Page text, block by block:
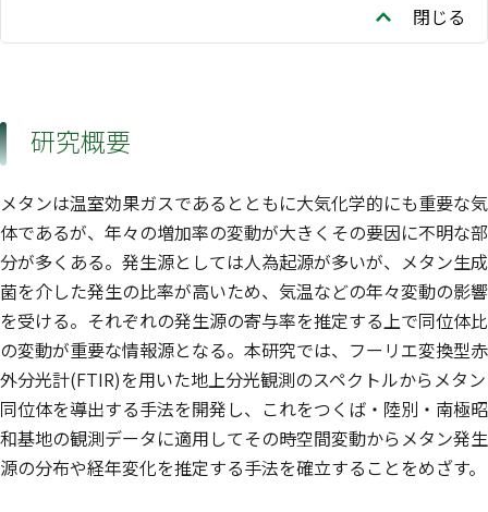
閉じる
研究概要
メタンは温室効果ガスであるとともに大気化学的にも重要な気
体であるが、年々の増加率の変動が大きくその要因に不明な部
分が多くある。発生源としては人為起源が多いが、メタン生成
菌を介した発生の比率が高いため、気温などの年々変動の影響
を受ける。それぞれの発生源の寄与率を推定する上で同位体比
の変動が重要な情報源となる。本研究では、フーリエ変換型赤
外分光計(FTIR)を用いた地上分光観測のスペクトルからメタン
同位体を導出する手法を開発し、これをつくば・陸別・南極昭
和基地の観測データに適用してその時空間変動からメタン発生
源の分布や経年変化を推定する手法を確立することをめざす。